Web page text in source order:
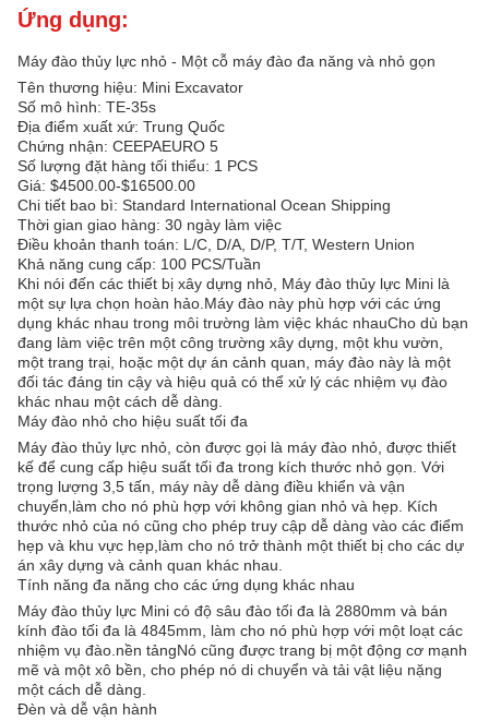
Ứng dụng:
Máy đào thủy lực nhỏ - Một cỗ máy đào đa năng và nhỏ gọn
Tên thương hiệu: Mini Excavator
Số mô hình: TE-35s
Địa điểm xuất xứ: Trung Quốc
Chứng nhận: CEEPAEURO 5
Số lượng đặt hàng tối thiểu: 1 PCS
Giá: $4500.00-$16500.00
Chi tiết bao bì: Standard International Ocean Shipping
Thời gian giao hàng: 30 ngày làm việc
Điều khoản thanh toán: L/C, D/A, D/P, T/T, Western Union
Khả năng cung cấp: 100 PCS/Tuần
Khi nói đến các thiết bị xây dựng nhỏ, Máy đào thủy lực Mini là
một sự lựa chọn hoàn hảo.Máy đào này phù hợp với các ứng
dụng khác nhau trong môi trường làm việc khác nhauCho dù bạn
đang làm việc trên một công trường xây dựng, một khu vườn,
một trang trại, hoặc một dự án cảnh quan, máy đào này là một
đối tác đáng tin cậy và hiệu quả có thể xử lý các nhiệm vụ đào
khác nhau một cách dễ dàng.
Máy đào nhỏ cho hiệu suất tối đa
Máy đào thủy lực nhỏ, còn được gọi là máy đào nhỏ, được thiết
kế để cung cấp hiệu suất tối đa trong kích thước nhỏ gọn. Với
trọng lượng 3,5 tấn, máy này dễ dàng điều khiển và vận
chuyển,làm cho nó phù hợp với không gian nhỏ và hẹp. Kích
thước nhỏ của nó cũng cho phép truy cập dễ dàng vào các điểm
hẹp và khu vực hẹp,làm cho nó trở thành một thiết bị cho các dự
án xây dựng và cảnh quan khác nhau.
Tính năng đa năng cho các ứng dụng khác nhau
Máy đào thủy lực Mini có độ sâu đào tối đa là 2880mm và bán
kính đào tối đa là 4845mm, làm cho nó phù hợp với một loạt các
nhiệm vụ đào.nền tảngNó cũng được trang bị một động cơ mạnh
mẽ và một xô bền, cho phép nó di chuyển và tải vật liệu nặng
một cách dễ dàng.
Đèn và dễ vận hành